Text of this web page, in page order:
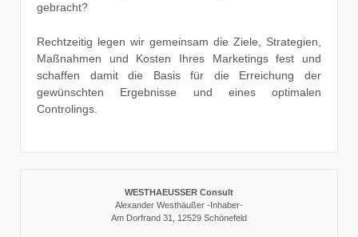
gebracht?
Rechtzeitig legen wir gemeinsam die Ziele, Strategien,
Maßnahmen und Kosten Ihres Marketings fest und
schaffen damit die Basis für die Erreichung der
gewünschten Ergebnisse und eines optimalen
Controlings.
WESTHAEUSSER Consult
Alexander Westhäußer -Inhaber-
Am Dorfrand 31, 12529 Schönefeld